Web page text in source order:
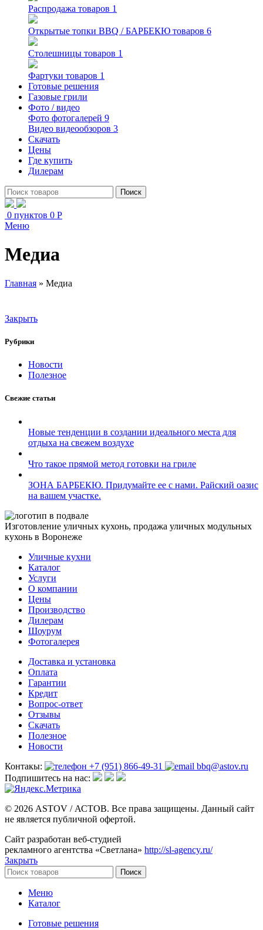
Распродажа товаров 1
Открытые топки BBQ / БАРБЕКЮ товаров 6
Столешницы товаров 1
Фартуки товаров 1
Готовые решения
Газовые грили
Фото / видео
Фото фотогалерей 9
Видео видеообзоров 3
Скачать
Цены
Где купить
Дилерам
Поиск
0 пунктов 0 Р
Меню
Медиа
Главная » Медиа
Закрыть
Рубрики
Новости
Полезное
Свежие статьи
Новые тенденции в создании идеального места для
отдыха на свежем воздухе
Что такое прямой метод готовки на гриле
ЗОНА БАРБЕКЮ. Придумайте ее с нами. Райский оазис
на вашем участке.
Изготовление уличных кухонь, продажа уличных модульных
кухонь в Воронеже
Уличные кухни
Каталог
Услуги
О компании
Цены
Производство
Дилерам
Шоурум
Фотогалерея
Доставка и установка
Оплата
Гарантии
Кредит
Вопрос-ответ
Отзывы
Скачать
Полезное
Новости
Контакы:
+7 (951) 866-49-31
bbq@astov.ru
Подпишитесь на нас:
© 2026 ASTOV / АСТОВ. Все права защищены. Данный сайт
не является публичной офертой.
Сайт разработан веб-студией
рекламного агентства «Светлана» http://sl-agency.ru/
Закрыть
Поиск
Меню
Каталог
Готовые решения